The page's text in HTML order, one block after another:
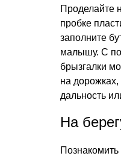
Проделайте
пробке
заполните
малышу. С
брызгалки
на дорожках,
дальность
На